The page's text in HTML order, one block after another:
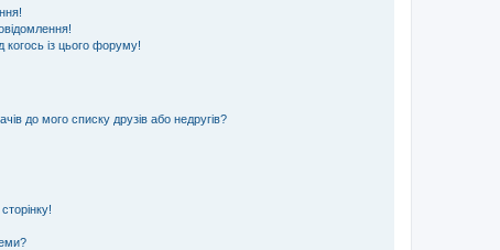
із цього форуму!
до мого списку друзів або недругів?